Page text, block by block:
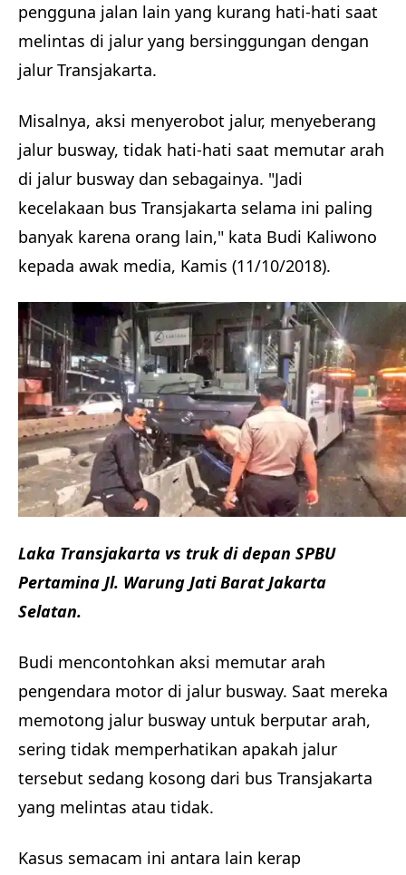
pengguna jalan lain yang kurang hati-hati saat
melintas di jalur yang bersinggungan dengan
jalur Transjakarta.
Misalnya, aksi menyerobot jalur, menyeberang
jalur busway, tidak hati-hati saat memutar arah
di jalur busway dan sebagainya. "Jadi
kecelakaan bus Transjakarta selama ini paling
banyak karena orang lain," kata Budi Kaliwono
kepada awak media, Kamis (11/10/2018).
Laka Transjakarta vs truk di depan SPBU
Pertamina Jl. Warung Jati Barat Jakarta
Selatan.
Budi mencontohkan aksi memutar arah
pengendara motor di jalur busway. Saat mereka
memotong jalur busway untuk berputar arah,
sering tidak memperhatikan apakah jalur
tersebut sedang kosong dari bus Transjakarta
yang melintas atau tidak.
Kasus semacam ini antara lain kerap